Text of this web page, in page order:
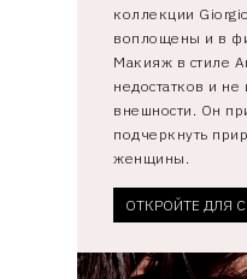
коллекции
воплощены и в
Макияж в стиле
недостатков и
внешности. Он
подчеркнуть
женщины.
ОТКРОЙТЕ ДЛЯ